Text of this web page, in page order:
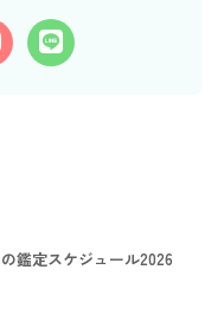
鑑定スケジュール2026